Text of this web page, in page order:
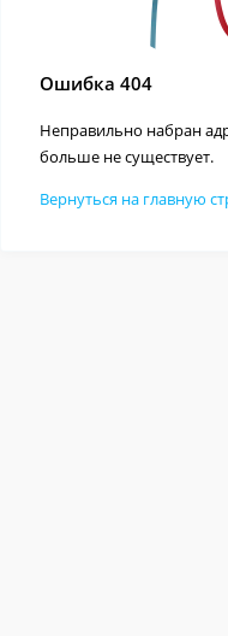
Ошибка 404
Неправильно набран
больше не существует.
Вернуться на главную